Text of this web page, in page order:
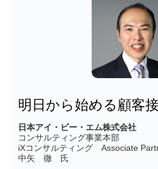
明日から始める顧客
日本アイ・ビー・エム株式会社
コンサルティング事業本部
iXコンサルティング Associate
中矢 徹 氏